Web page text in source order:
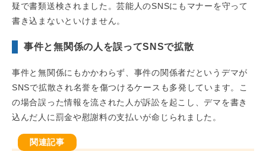
疑で書類送検されました。芸能人のSNSにもマナーを守って
書き込まないといけません。
事件と無関係の人を誤ってSNSで拡散
事件と無関係にもかかわらず、事件の関係者だというデマが
SNSで拡散され名誉を傷つけるケースも多発しています。こ
の場合誤った情報を流された人が訴訟を起こし、デマを書き
込んだ人に罰金や慰謝料の支払いが命じられました。